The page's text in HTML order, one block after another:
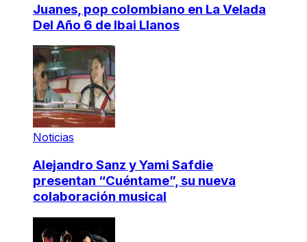
Juanes, pop colombiano en La Velada
Del Año 6 de Ibai Llanos
Noticias
Alejandro Sanz y Yami Safdie
presentan “Cuéntame”, su nueva
colaboración musical